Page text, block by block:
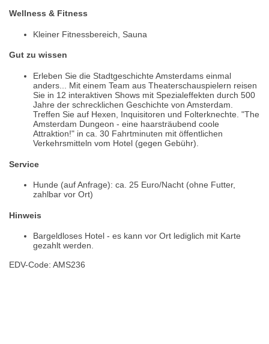
Wellness & Fitness
Kleiner Fitnessbereich, Sauna
Gut zu wissen
Erleben Sie die Stadtgeschichte Amsterdams einmal
anders... Mit einem Team aus Theaterschauspielern reisen
Sie in 12 interaktiven Shows mit Spezialeffekten durch 500
Jahre der schrecklichen Geschichte von Amsterdam.
Treffen Sie auf Hexen, Inquisitoren und Folterknechte. "The
Amsterdam Dungeon - eine haarsträubend coole
Attraktion!" in ca. 30 Fahrtminuten mit öffentlichen
Verkehrsmitteln vom Hotel (gegen Gebühr).
Service
Hunde (auf Anfrage): ca. 25 Euro/Nacht (ohne Futter,
zahlbar vor Ort)
Hinweis
Bargeldloses Hotel - es kann vor Ort lediglich mit Karte
gezahlt werden.
EDV-Code: AMS236